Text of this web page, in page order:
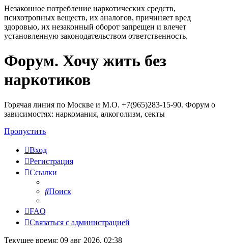
Незаконное потребление наркотических средств,
психотропных веществ, их аналогов, причиняет вред
здоровью, их незаконный оборот запрещен и влечет
установленную законодательством ответственность.
Регистрация
Форум. Хочу жить без
наркотиков
Горячая линия по Москве и М.О. +7(965)283-15-90. Форум о
зависимостях: наркомания, алкоголизм, секты
Пропустить
Вход
Регистрация
Ссылки
Поиск
FAQ
Связаться с администрацией
Текущее время: 09 авг 2026, 02:38